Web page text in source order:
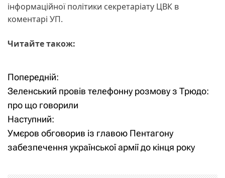
інформаційної політики секретаріату ЦВК в
коментарі УП.
Читайте також:
Н
а
в
і
Попередній:
Зеленський провів телефонну розмову з Трюдо:
про що говорили
Наступний:
Умєров обговорив із главою Пентагону
забезпечення української армії до кінця року